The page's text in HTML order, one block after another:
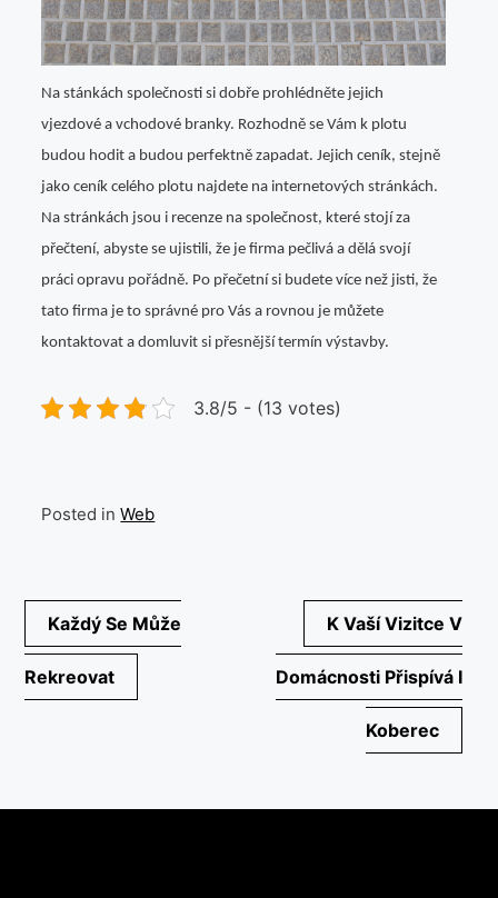
Na stánkách společnosti si dobře prohlédněte jejich
vjezdové a vchodové branky. Rozhodně se Vám k plotu
budou hodit a budou perfektně zapadat. Jejich ceník, stejně
jako ceník celého plotu najdete na internetových stránkách.
Na stránkách jsou i recenze na společnost, které stojí za
přečtení, abyste se ujistili, že je firma pečlivá a dělá svojí
práci opravu pořádně. Po přečetní si budete více než jisti, že
tato firma je to správné pro Vás a rovnou je můžete
kontaktovat a domluvit si přesnější termín výstavby.
3.8/5 - (13 votes)
Posted inWeb
Navigace
pro
příspěvek
Každý Se Může
Rekreovat
K Vaší Vizitce V
Domácnosti Přispívá I
Koberec